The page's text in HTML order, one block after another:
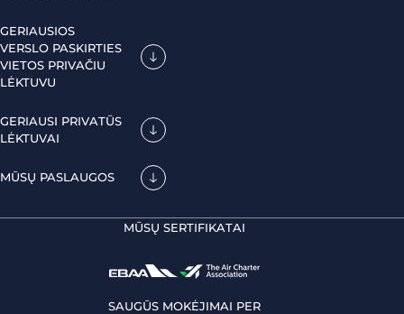
GERIAUSIOS
VERSLO PASKIRTIES
VIETOS PRIVAČIU
LĖKTUVU
GERIAUSI PRIVATŪS
LĖKTUVAI
MŪSŲ PASLAUGOS
MŪSŲ SERTIFIKATAI
SAUGŪS MOKĖJIMAI PER